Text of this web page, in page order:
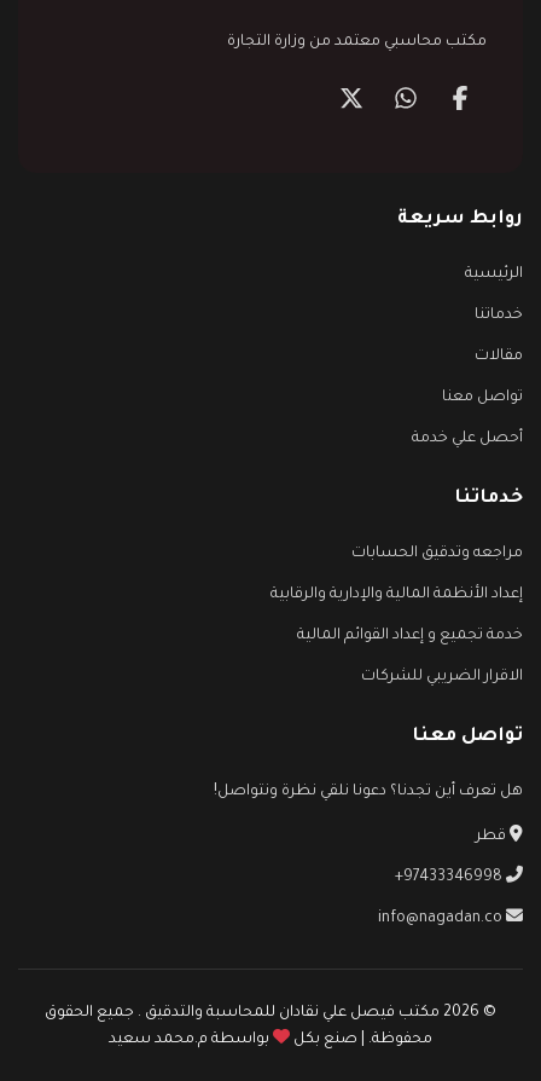
مكتب محاسبي معتمد من وزارة التجارة
روابط سريعة
الرئيسية
خدماتنا
مقالات
تواصل معنا
أحصل علي خدمة
خدماتنا
مراجعه وتدقيق الحسابات
إعداد الأنظمة المالية والإدارية والرقابية
خدمة تجميع و إعداد القوائم المالية
الاقرار الضريبي للشركات
تواصل معنا
هل تعرف أين تجدنا؟ دعونا نلقي نظرة ونتواصل!
قطر
+97433346998
© 2026 مكتب فيصل علي نقادان للمحاسبة والتدقيق . جميع الحقوق
محفوظة. | صنع بكل
بواسطة م.محمد سعيد